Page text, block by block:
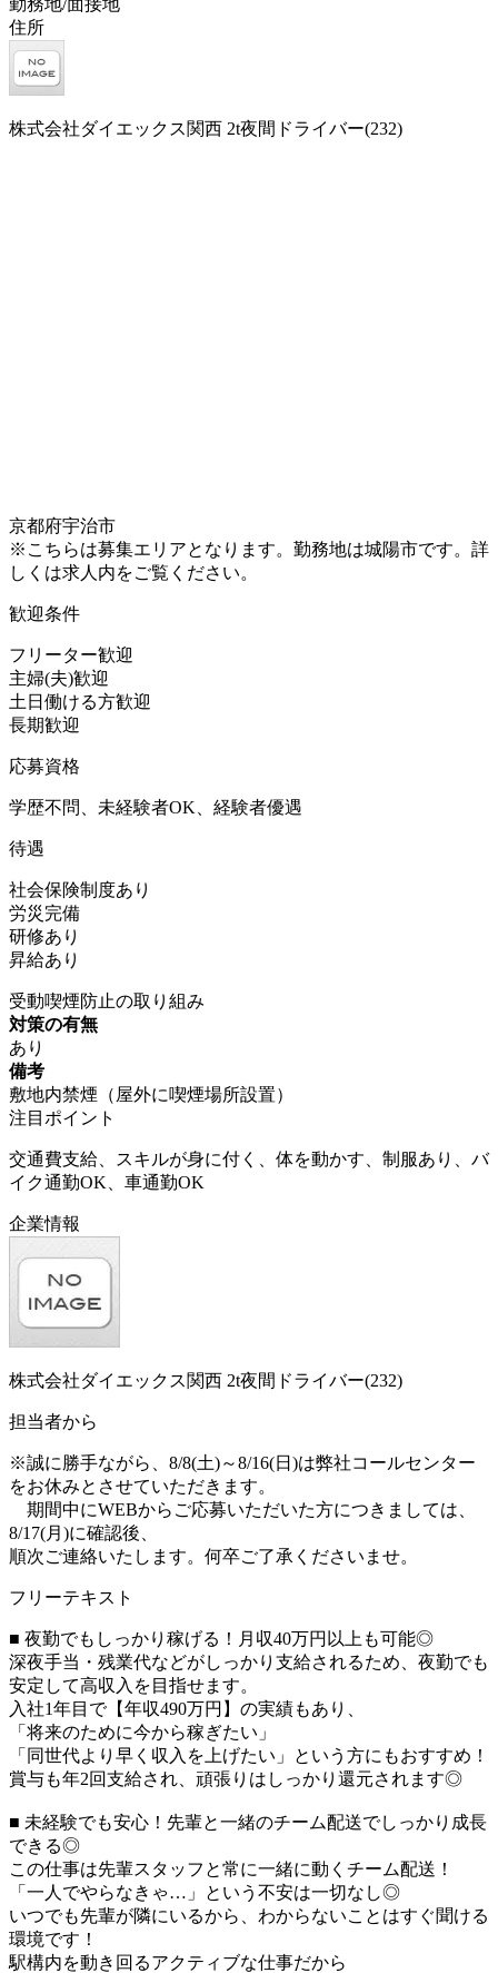
住所
株式会社ダイエックス関西 2t夜間ドライバー(232)
京都府宇治市
※こちらは募集エリアとなります。勤務地は城陽市です。詳
しくは求人内をご覧ください。
歓迎条件
フリーター歓迎
主婦(夫)歓迎
土日働ける方歓迎
長期歓迎
応募資格
学歴不問、未経験者OK、経験者優遇
待遇
社会保険制度あり
労災完備
研修あり
昇給あり
受動喫煙防止の取り組み
対策の有無
あり
備考
敷地内禁煙（屋外に喫煙場所設置）
注目ポイント
交通費支給、スキルが身に付く、体を動かす、制服あり、バ
イク通勤OK、車通勤OK
企業情報
株式会社ダイエックス関西 2t夜間ドライバー(232)
担当者から
※誠に勝手ながら、8/8(土)～8/16(日)は弊社コールセンター
をお休みとさせていただきます。
期間中にWEBからご応募いただいた方につきましては、
8/17(月)に確認後、
順次ご連絡いたします。何卒ご了承くださいませ。
フリーテキスト
■ 夜勤でもしっかり稼げる！月収40万円以上も可能◎
深夜手当・残業代などがしっかり支給されるため、夜勤でも
安定して高収入を目指せます。
入社1年目で【年収490万円】の実績もあり、
「将来のために今から稼ぎたい」
「同世代より早く収入を上げたい」という方にもおすすめ！
賞与も年2回支給され、頑張りはしっかり還元されます◎
■ 未経験でも安心！先輩と一緒のチーム配送でしっかり成長
できる◎
この仕事は先輩スタッフと常に一緒に動くチーム配送！
「一人でやらなきゃ…」という不安は一切なし◎
いつでも先輩が隣にいるから、わからないことはすぐ聞ける
環境です！
駅構内を動き回るアクティブな仕事だから